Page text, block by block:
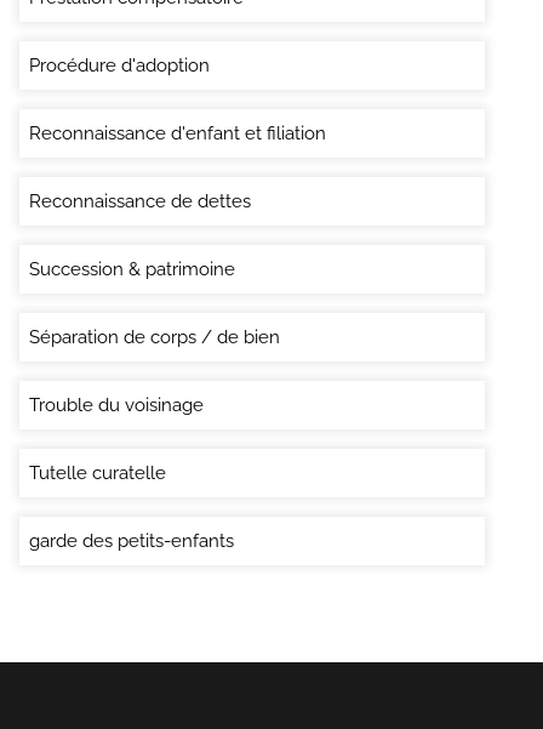
Procédure d'adoption
Reconnaissance d'enfant et filiation
Reconnaissance de dettes
Succession & patrimoine
Séparation de corps / de bien
Trouble du voisinage
Tutelle curatelle
garde des petits-enfants